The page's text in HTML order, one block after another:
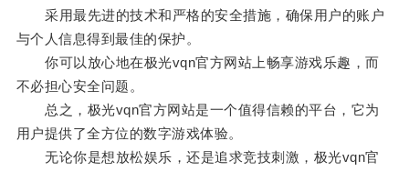
采用最先进的技术和严格的安全措施，确保用户的账户
与个人信息得到最佳的保护。
你可以放心地在极光vqn官方网站上畅享游戏乐趣，而
不必担心安全问题。
总之，极光vqn官方网站是一个值得信赖的平台，它为
用户提供了全方位的数字游戏体验。
无论你是想放松娱乐，还是追求竞技刺激，极光vqn官